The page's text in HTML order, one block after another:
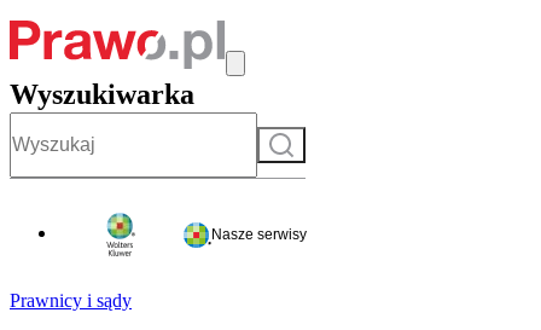
Wyszukiwarka
Szukaj
Nasze serwisy
Prawnicy i sądy